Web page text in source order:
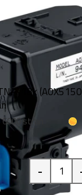
18k
6000 stran
-